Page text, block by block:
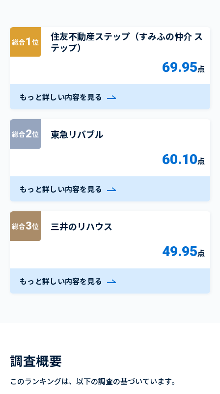
総合1 位
住友不動産ステップ（すみふの仲介 ス
テップ）
69.95点
もっと詳しい内容を見る
総合2位 東急リバブル
60.10点
もっと詳しい内容を見る
総合3位 三井のリハウス
49.95点
もっと詳しい内容を見る
調査概要
このランキングは、以下の調査の基づいています。